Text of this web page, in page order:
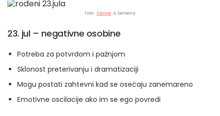
Foto: Canva & Demetra
23. jul – negativne osobine
Potreba za potvrdom i pažnjom
Sklonost preterivanju i dramatizaciji
Mogu postati zahtevni kad se osećaju zanemareno
Emotivne oscilacije ako im se ego povredi